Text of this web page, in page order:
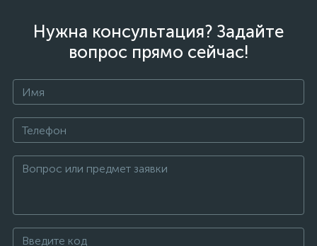
Нужна консультация? Задайте
вопрос прямо сейчас!